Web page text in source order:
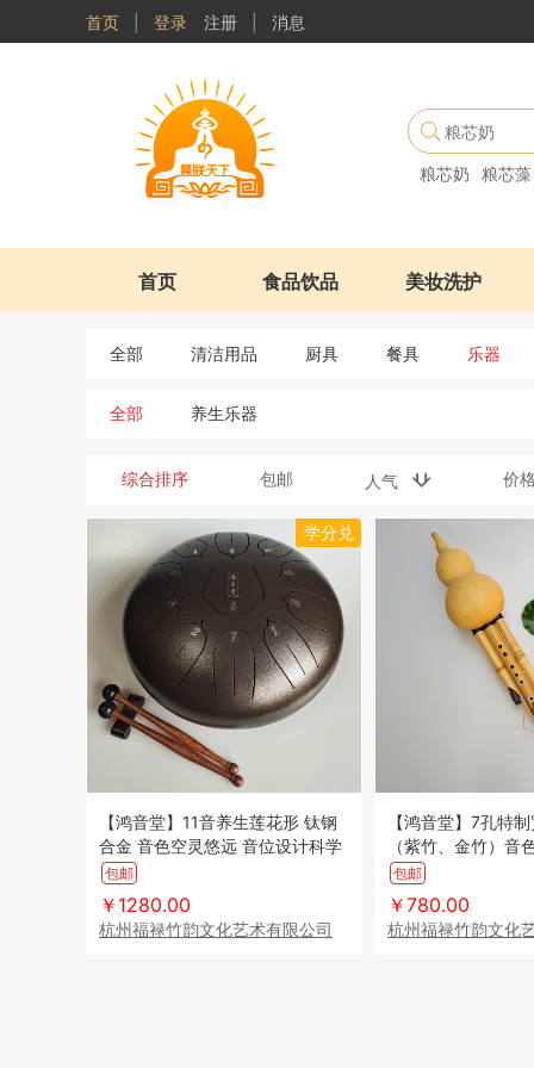
首页 登录 注册 消息
粮芯奶 粮芯藻
首页 食品饮品 美妆洗护
全部 清洁用品 厨具 餐具 乐器
全部 养生乐器
综合排序 包邮 人气 价
学分兑
【鸿音堂】11音养生莲花形 钛钢
合金 音色空灵悠远 音位设计科学
共鸣好 易于学习掌握（顺丰到
付）
包邮
￥1280.00
杭州福禄竹韵文化艺术有限公司
【鸿音堂】7孔特
（紫竹、金竹）音
广 制作精细 适应
付）
包邮
￥780.00
杭州福禄竹韵文化